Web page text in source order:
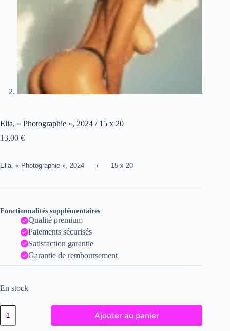
Elia, « Photographie », 2024 / 15 x 20
13,00 €
Elia, « Photographie », 2024 / 15 x 20
Fonctionnalités supplémentaires
Qualité premium
Paiements sécurisés
Satisfaction garantie
Garantie de remboursement
En stock
quantité
de
Elia,
Ajouter au panier